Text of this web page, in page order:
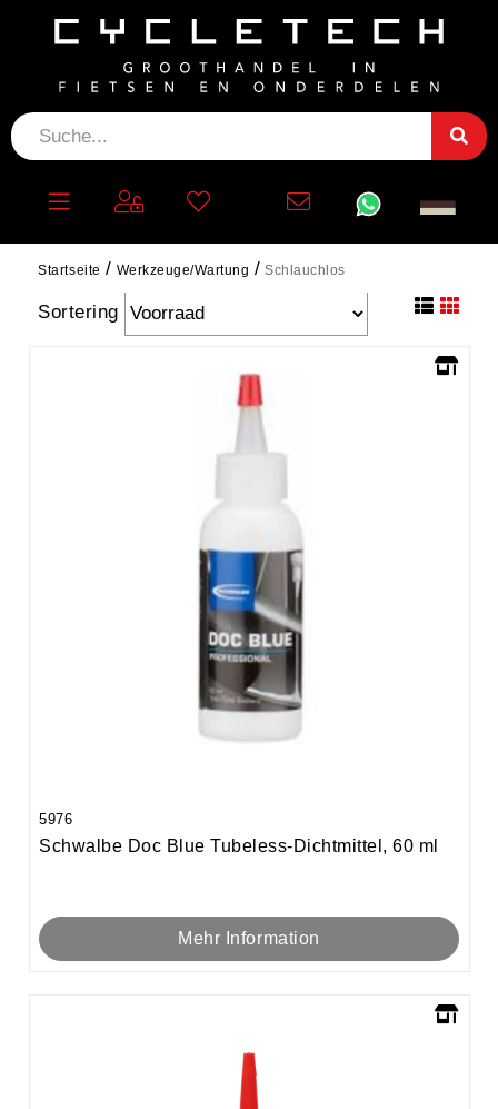
Startseite Werkzeuge/Wartung Schlauchlos
SCHLAUCHLOS
Sortering
5976
Schwalbe Doc Blue Tubeless-Dichtmittel, 60 ml
Mehr Information